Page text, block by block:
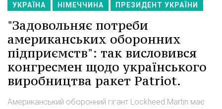
УКРАЇНА НІМЕЧЧИНА ПРЕЗИДЕНТ УКРАЇНИ
"Задовольняє потреби
американських оборонних
підприємств": так висловився
конгресмен щодо українського
виробництва ракет Patriot.
Американський оборонний гігант Lockheed Martin має